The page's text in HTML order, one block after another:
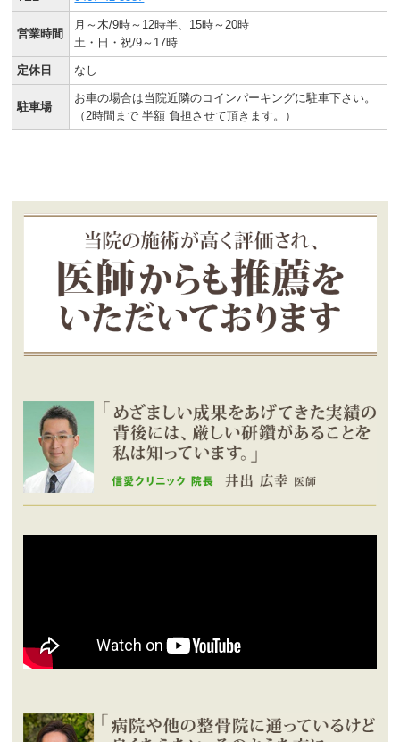
営業時間
月～木/9時～12時半、15時～20時
土・日・祝/9～17時
定休日 なし
駐車場
お車の場合は当院近隣のコインパーキングに駐車下さい。
（2時間まで 半額 負担させて頂きます。）